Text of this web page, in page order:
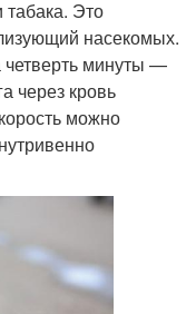
Это
насекомых.
четверть минуты —
через кровь
можно